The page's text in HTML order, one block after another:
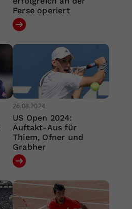
Ferse operiert
26.08.2024
US Open 2024:
Auftakt-Aus für
Thiem, Ofner und
Grabher